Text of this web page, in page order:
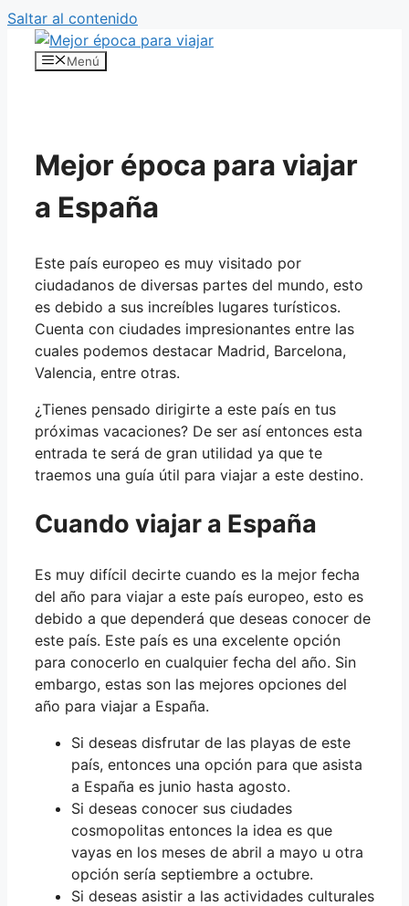
Saltar al contenido
Menú
Mejor época para viajar
a España
Este país europeo es muy visitado por
ciudadanos de diversas partes del mundo, esto
es debido a sus increíbles lugares turísticos.
Cuenta con ciudades impresionantes entre las
cuales podemos destacar Madrid, Barcelona,
Valencia, entre otras.
¿Tienes pensado dirigirte a este país en tus
próximas vacaciones? De ser así entonces esta
entrada te será de gran utilidad ya que te
traemos una guía útil para viajar a este destino.
Cuando viajar a España
Es muy difícil decirte cuando es la mejor fecha
del año para viajar a este país europeo, esto es
debido a que dependerá que deseas conocer de
este país. Este país es una excelente opción
para conocerlo en cualquier fecha del año. Sin
embargo, estas son las mejores opciones del
año para viajar a España.
Si deseas disfrutar de las playas de este
país, entonces una opción para que asista
a España es junio hasta agosto.
Si deseas conocer sus ciudades
cosmopolitas entonces la idea es que
vayas en los meses de abril a mayo u otra
opción sería septiembre a octubre.
Si deseas asistir a las actividades culturales